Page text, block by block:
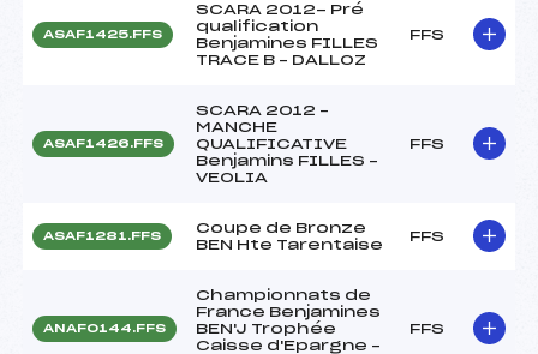
ASAF1425.FFS
SCARA 2012- Pré
qualification
Benjamines FILLES
TRACE B – DALLOZ
FFS
ASAF1426.FFS
SCARA 2012 –
MANCHE
QUALIFICATIVE
Benjamins FILLES –
VEOLIA
FFS
ASAF1281.FFS
Coupe de Bronze
BEN Hte Tarentaise
FFS
ANAF0144.FFS
Championnats de
France Benjamines
BEN'J Trophée
Caisse d'Epargne –
FFS